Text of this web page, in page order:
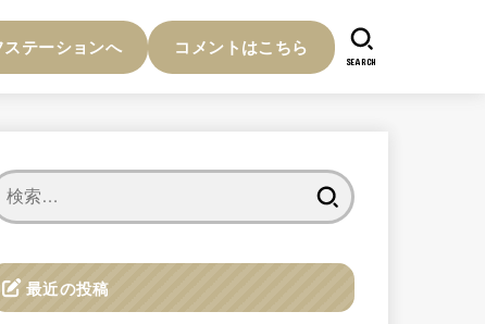
テーションへ コメントはこちら
SEARCH
最近の投稿